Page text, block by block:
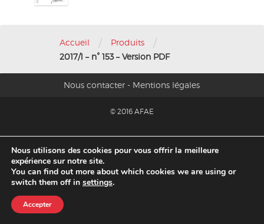
Version
PDF
Accueil / Produits /
2017/1 – n° 153 – Version PDF
Nous contacter - Mentions légales
© 2016 AFAE
Nous utilisons des cookies pour vous offrir la meilleure
expérience sur notre site.
You can find out more about which cookies we are using or
switch them off in settings.
Accepter